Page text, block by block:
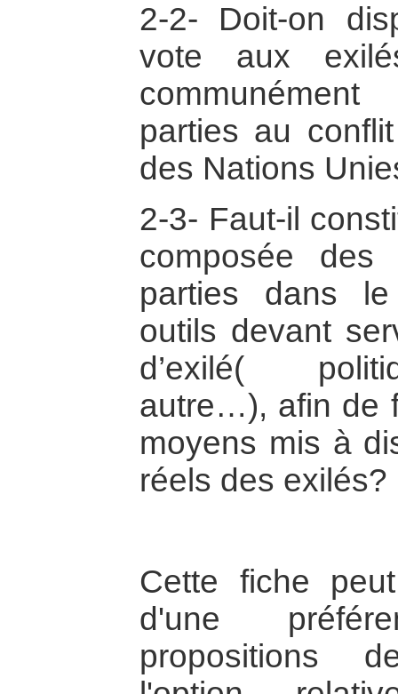
2-2- Doit-on
vote aux
parties au
des Nations
2-3- Faut-il
composée des
parties dans
outils devant
d’exilé(
autre…), afin de
moyens mis à
réels des exilés?
Cette fiche
d'une
propositions